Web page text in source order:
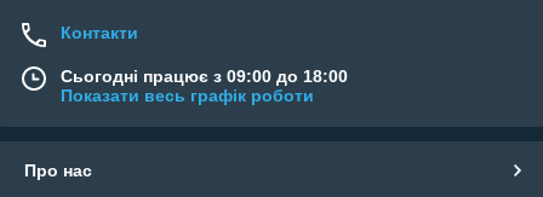
Контакти
Сьогодні працює з 09:00 до 18:00
Показати весь графік роботи
Про нас